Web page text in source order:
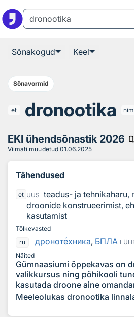
Sõnakogud Keel
Sõnavormid
et dronootika
EKI ühendsõnastik 2026
Viimati muudetud 01.06.2025
Tähendused
et UUS
teadus- ja tehnikaharu,
droonide konstrueerimist,
kasutamist
Tõlkevasted
ru
дронотехника, БПЛА
Näited
Gümnaasiumi õppekavas on
valikkursus ning põhikooli
kasutada droone aine
Meeleolukas dronootika